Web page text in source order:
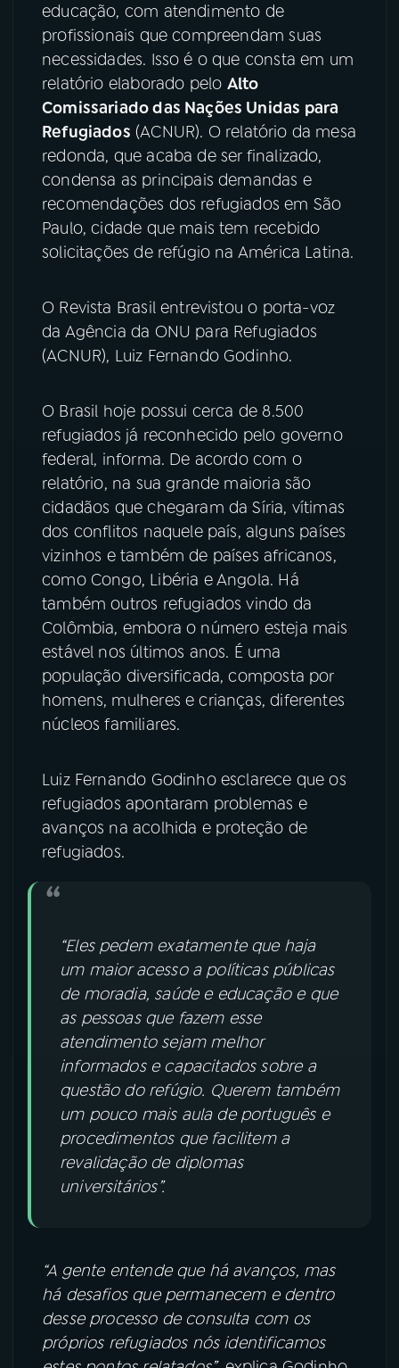
08FESTIVAL DE MÚSICA
ACOMPANHE A RÁDIO NACIONAL
YouTube Facebook
Instagram X
educação, com atendimento de
profissionais que compreendam suas
necessidades. Isso é o que consta em um
relatório elaborado pelo Alto
Comissariado das Nações Unidas para
Refugiados (ACNUR). O relatório da mesa
redonda, que acaba de ser finalizado,
condensa as principais demandas e
recomendações dos refugiados em São
Paulo, cidade que mais tem recebido
solicitações de refúgio na América Latina.
O Revista Brasil entrevistou o porta-voz
da Agência da ONU para Refugiados
(ACNUR), Luiz Fernando Godinho.
O Brasil hoje possui cerca de 8.500
refugiados já reconhecido pelo governo
federal, informa. De acordo com o
relatório, na sua grande maioria são
cidadãos que chegaram da Síria, vítimas
dos conflitos naquele país, alguns países
vizinhos e também de países africanos,
como Congo, Libéria e Angola. Há
também outros refugiados vindo da
Colômbia, embora o número esteja mais
estável nos últimos anos. É uma
população diversificada, composta por
homens, mulheres e crianças, diferentes
núcleos familiares.
Luiz Fernando Godinho esclarece que os
refugiados apontaram problemas e
avanços na acolhida e proteção de
refugiados.
“Eles pedem exatamente que haja
um maior acesso a políticas públicas
de moradia, saúde e educação e que
as pessoas que fazem esse
atendimento sejam melhor
informados e capacitados sobre a
questão do refúgio. Querem também
um pouco mais aula de português e
procedimentos que facilitem a
revalidação de diplomas
universitários”.
“A gente entende que há avanços, mas
há desafios que permanecem e dentro
desse processo de consulta com os
próprios refugiados nós identificamos